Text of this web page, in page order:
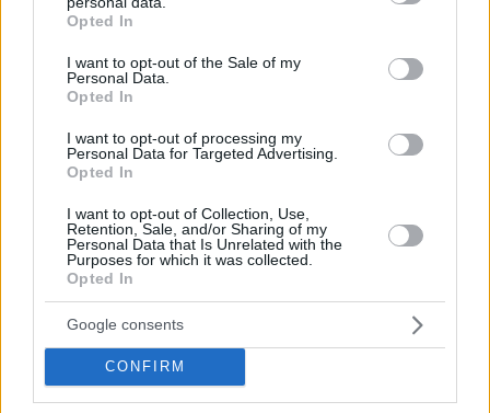
grant or deny consent to Google and its third-party tags to
use your data for below specified purposes in below Google
consent section.
Opted In
I want to opt-out of the Sale of my
Personal Data.
Opted In
I want to opt-out of processing my
Personal Data for Targeted Advertising.
Opted In
I want to opt-out of Collection, Use,
Retention, Sale, and/or Sharing of my
Personal Data that Is Unrelated with the
Purposes for which it was collected.
Opted In
Google consents
CONFIRM
Εκκενώνονται οικισμοί
Κύπρος: Το μήνυμα του Αναστασιάδη για την
Σχετικά Άρθρα
και μάθετε πρώτοι όλες τις ειδήσεις
Δείτε όλες τις τελευταίεςΕιδήσεις
και τον Κόσμο, τη στιγμή που συμβαίνουν, στο
Protothema.gr